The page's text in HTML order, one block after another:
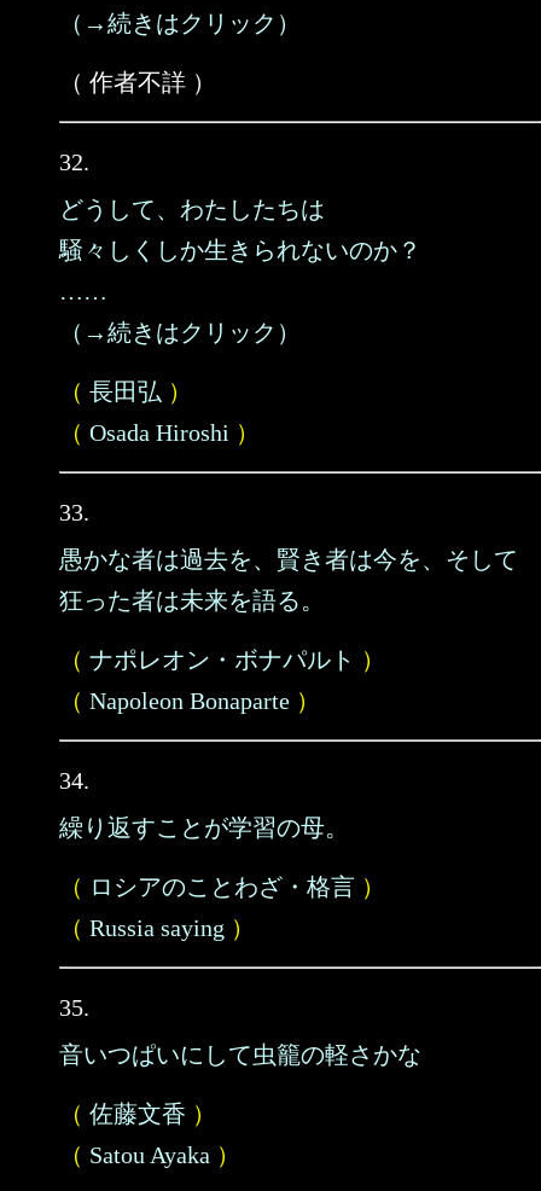
（→続きはクリック）
（ 作者不詳 ）
32.
どうして、わたしたちは
騒々しくしか生きられないのか？
……
（→続きはクリック）
（ 長田弘 ）
（ Osada Hiroshi ）
33.
愚かな者は過去を、賢き者は今を、そして
狂った者は未来を語る。
（ ナポレオン・ボナパルト ）
（ Napoleon Bonaparte ）
34.
繰り返すことが学習の母。
（ ロシアのことわざ・格言 ）
（ Russia saying ）
35.
音いつぱいにして虫籠の軽さかな
（ 佐藤文香 ）
（ Satou Ayaka ）